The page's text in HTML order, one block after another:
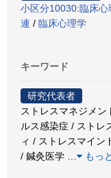
小区分10030:臨床心
連 / 臨床心理学
キーワード
研究代表者
ストレスマネジメ
ルス感染症 / ストレ
ィ / ストレスマイン
/ 鍼灸医学
もっ